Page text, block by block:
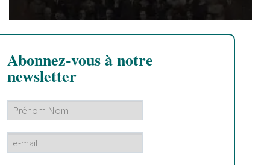
Abonnez-vous à notre
newsletter